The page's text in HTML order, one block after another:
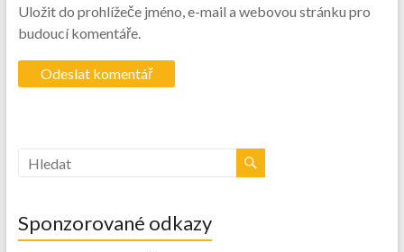
Uložit do prohlížeče jméno, e-mail a webovou stránku pro
budoucí komentáře.
Sponzorované odkazy